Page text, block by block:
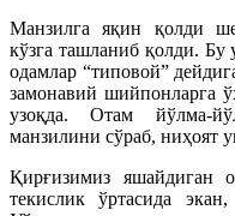
Манзилга яқин қолди
кўзга ташланиб қолди. Бу
одамлар “типовой”
замонавий шийпонларга
узоқда. Отам йўлма-
манзилини сўраб, ниҳоят
Қирғизимиз яшайдиган
текислик ўртасида